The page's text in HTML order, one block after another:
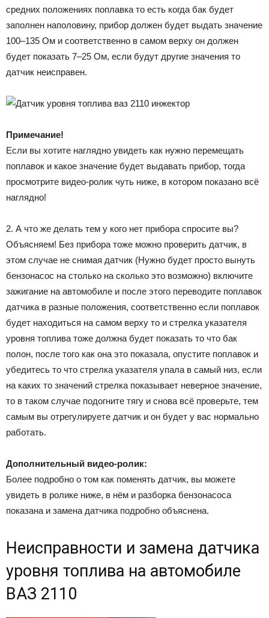
средних положениях поплавка то есть когда бак будет
заполнен наполовину, прибор должен будет выдать значение
100–135 Ом и соответственно в самом верху он должен
будет показать 7–25 Ом, если будут другие значения то
датчик неисправен.
Примечание!
Если вы хотите наглядно увидеть как нужно перемещать
поплавок и какое значение будет выдавать прибор, тогда
просмотрите видео-ролик чуть ниже, в котором показано всё
наглядно!
2. А что же делать тем у кого нет прибора спросите вы?
Объясняем! Без прибора тоже можно проверить датчик, в
этом случае не снимая датчик (Нужно будет просто вынуть
бензонасос на столько на сколько это возможно) включите
зажигание на автомобиле и после этого переводите поплавок
датчика в разные положения, соответственно если поплавок
будет находиться на самом верху то и стрелка указателя
уровня топлива тоже должна будет показать то что бак
полон, после того как она это показала, опустите поплавок и
убедитесь то что стрелка указателя упала в самый низ, если
на каких то значений стрелка показывает неверное значение,
то в таком случае подогните тягу и снова всё проверьте, тем
самым вы отрегулируете датчик и он будет у вас нормально
работать.
Дополнительный видео-ролик:
Более подробно о том как поменять датчик, вы можете
увидеть в ролике ниже, в нём и разборка бензонасоса
показана и замена датчика подробно объяснена.
Неисправности и замена датчика
уровня топлива на автомобиле
ВАЗ 2110